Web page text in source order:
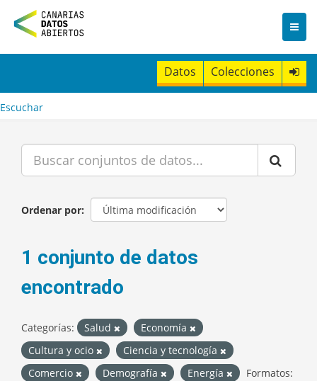
n
t
Datos Colecciones
Escuchar
Ordenar por
1 conjunto de datos
encontrado
Categorías: Salud
Economía
Cultura y ocio
Ciencia y tecnología
Comercio
Demografía Energía
Formatos: